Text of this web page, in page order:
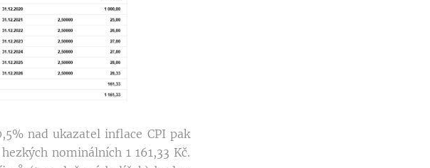
nad ukazatel inflace CPI pak
nominálních 1 161,33 Kč.